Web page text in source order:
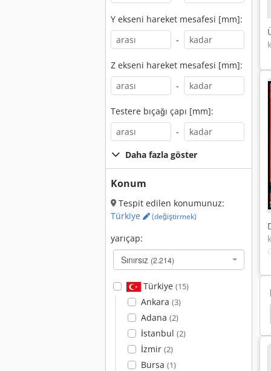
Y ekseni hareket mesafesi [mm]:
-
Z ekseni hareket mesafesi [mm]:
-
Testere bıçağı çapı [mm]:
-
Daha fazla göster
Konum
Tespit edilen konumunuz:
Türkiye
(değiştirmek)
yarıçap:
Sınırsız (2.214)
Türkiye (15)
Ankara (3)
Adana (2)
İstanbul (2)
İzmir (2)
Bursa (1)
Fronius